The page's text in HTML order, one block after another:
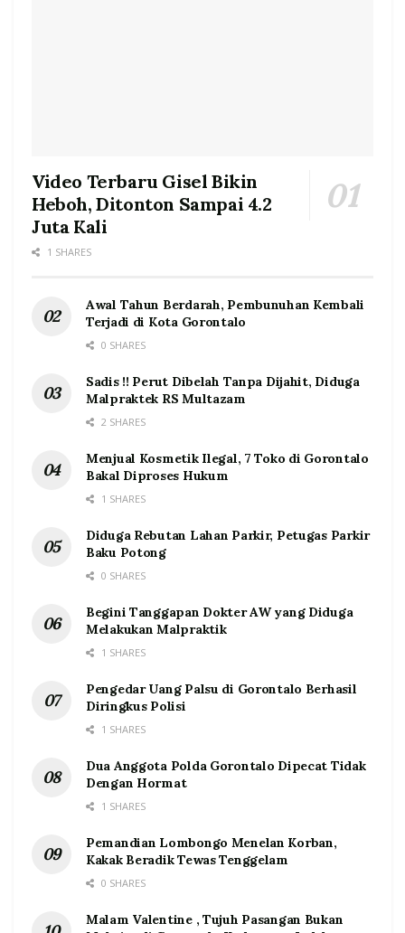
Video Terbaru Gisel Bikin
Heboh, Ditonton Sampai 4.2
Juta Kali
1 SHARES
Awal Tahun Berdarah, Pembunuhan Kembali
Terjadi di Kota Gorontalo
0 SHARES
Sadis !! Perut Dibelah Tanpa Dijahit, Diduga
Malpraktek RS Multazam
2 SHARES
Menjual Kosmetik Ilegal, 7 Toko di Gorontalo
Bakal Diproses Hukum
1 SHARES
Diduga Rebutan Lahan Parkir, Petugas Parkir
Baku Potong
0 SHARES
Begini Tanggapan Dokter AW yang Diduga
Melakukan Malpraktik
1 SHARES
Pengedar Uang Palsu di Gorontalo Berhasil
Diringkus Polisi
1 SHARES
Dua Anggota Polda Gorontalo Dipecat Tidak
Dengan Hormat
1 SHARES
Pemandian Lombongo Menelan Korban,
Kakak Beradik Tewas Tenggelam
0 SHARES
Malam Valentine , Tujuh Pasangan Bukan